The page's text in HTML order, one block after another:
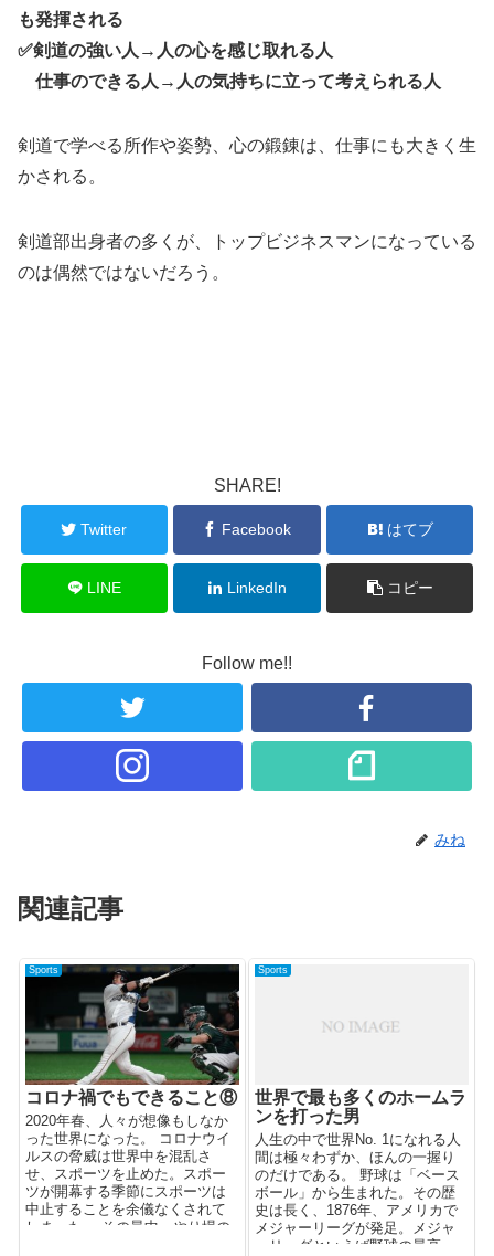
も発揮される
✅剣道の強い人→人の心を感じ取れる人
仕事のできる人→人の気持ちに立って考えられる人
剣道で学べる所作や姿勢、心の鍛錬は、仕事にも大きく生
かされる。
剣道部出身者の多くが、トップビジネスマンになっている
のは偶然ではないだろう。
SHARE!
Twitter Facebook はてブ
LINE LinkedIn コピー
Follow me!!
みね
関連記事
Sports
コロナ禍でもできること⑧
2020年春、人々が想像もしなか
った世界になった。 コロナウイ
ルスの脅威は世界中を混乱さ
せ、スポーツを止めた。スポー
ツが開幕する季節にスポーツは
中止することを余儀なくされて
しまった。 その最中、やり場の
Sports
世界で最も多くのホームラ
ンを打った男
人生の中で世界No. 1になれる人
間は極々わずか、ほんの一握り
のだけである。 野球は「ベース
ボール」から生まれた。その歴
史は長く、1876年、アメリカで
メジャーリーグが発足。メジャ
ーリーグといえば野球の最高